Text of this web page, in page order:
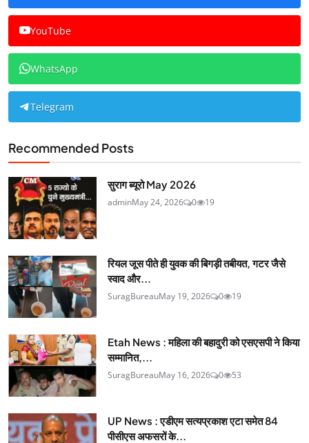
YouTube
WhatsApp
Telegram
Recommended Posts
सुराग ब्यूरो May 2026
adminMay 24, 2026 0 19
रियल जूस पीते ही युवक की बिगड़ी तबीयत, गटर जैसे
स्वाद और...
SuragBureauMay 19, 2026 0 19
Etah News : महिला की बहादुरी को एसएसपी ने किया
सम्मानित,...
SuragBureauMay 16, 2026 0 53
UP News : एडीएम सत्यप्रकाश एटा समेत 84
पीसीएस अफसरों के...